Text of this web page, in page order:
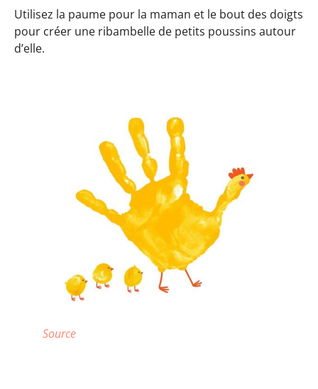
Utilisez la paume pour la maman et le bout des doigts
pour créer une ribambelle de petits poussins autour
d’elle.
Source